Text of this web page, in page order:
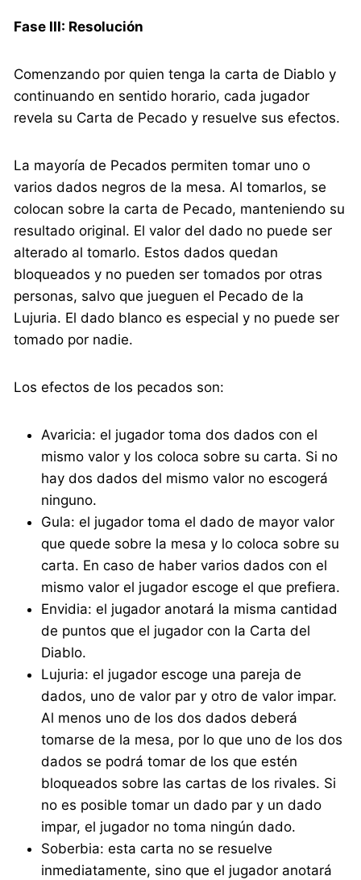
Fase III: Resolución
Comenzando por quien tenga la carta de Diablo y
continuando en sentido horario, cada jugador
revela su Carta de Pecado y resuelve sus efectos.
La mayoría de Pecados permiten tomar uno o
varios dados negros de la mesa. Al tomarlos, se
colocan sobre la carta de Pecado, manteniendo su
resultado original. El valor del dado no puede ser
alterado al tomarlo. Estos dados quedan
bloqueados y no pueden ser tomados por otras
personas, salvo que jueguen el Pecado de la
Lujuria. El dado blanco es especial y no puede ser
tomado por nadie.
Los efectos de los pecados son:
Avaricia: el jugador toma dos dados con el
mismo valor y los coloca sobre su carta. Si no
hay dos dados del mismo valor no escogerá
ninguno.
Gula: el jugador toma el dado de mayor valor
que quede sobre la mesa y lo coloca sobre su
carta. En caso de haber varios dados con el
mismo valor el jugador escoge el que prefiera.
Envidia: el jugador anotará la misma cantidad
de puntos que el jugador con la Carta del
Diablo.
Lujuria: el jugador escoge una pareja de
dados, uno de valor par y otro de valor impar.
Al menos uno de los dos dados deberá
tomarse de la mesa, por lo que uno de los dos
dados se podrá tomar de los que estén
bloqueados sobre las cartas de los rivales. Si
no es posible tomar un dado par y un dado
impar, el jugador no toma ningún dado.
Soberbia: esta carta no se resuelve
inmediatamente, sino que el jugador anotará